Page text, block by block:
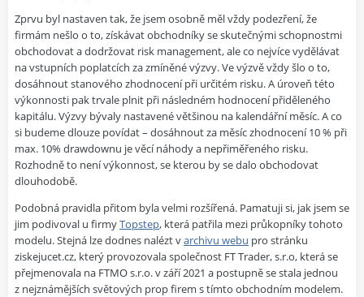
Zprvu byl nastaven tak, že jsem osobně měl vždy podezření, že
firmám nešlo o to, získávat obchodníky se skutečnými schopnostmi
obchodovat a dodržovat risk management, ale co nejvíce vydělávat
na vstupních poplatcích za zmíněné výzvy. Ve výzvě vždy šlo o to,
dosáhnout stanového zhodnocení při určitém risku. A úroveň této
výkonnosti pak trvale plnit při následném hodnocení přiděleného
kapitálu. Výzvy bývaly nastavené většinou na kalendářní měsíc. A co
si budeme dlouze povídat – dosáhnout za měsíc zhodnocení 10 % při
max. 10% drawdownu je věcí náhody a nepřiměřeného risku.
Rozhodně to není výkonnost, se kterou by se dalo obchodovat
dlouhodobě.
Podobná pravidla přitom byla velmi rozšířená. Pamatuji si, jak jsem se
jim podivoval u firmyTopstep, která patřila mezi průkopníky tohoto
modelu. Stejná lze dodnes nalézt varchivu webu pro stránku
ziskejucet.cz, který provozovala společnost FT Trader, s.r.o, která se
přejmenovala na FTMO s.r.o. v září 2021 a postupně se stala jednou
z nejznámějších světových prop firem s tímto obchodním modelem.